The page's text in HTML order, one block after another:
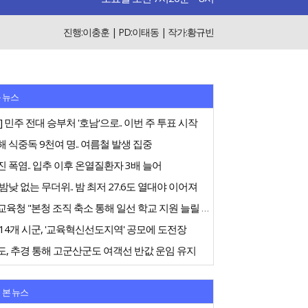
진행:이충훈 | PD:이태동 | 작가:황규빈
뉴스
민주 전대 승부처 '호남'으로.. 이번 주 투표 시작
식중독 9천여 명.. 여름철 발생 집중
폭염.. 입추 이후 온열질환자 3배 늘어
낮 없는 무더위.. 밤 최저 27.6도 열대야 이어져
전북교육청 "본청 조직 축소 통해 일선 학교 지원 늘릴 것"
개 시군, '교육혁신선도지역' 공모에 도전장
, 추경 통해 고군산군도 여객선 반값 운임 유지
뉴스